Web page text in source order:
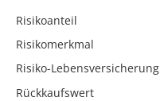
Risikoanteil
Risikomerkmal
Risiko-Lebensversicherung
Rückkaufswert